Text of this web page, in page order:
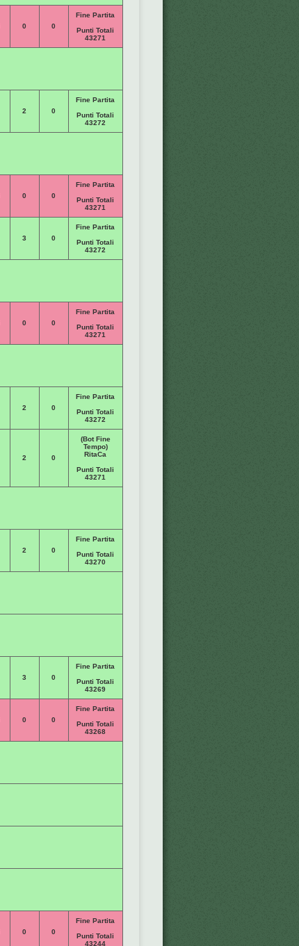
0 0
Fine Partita
Punti Totali
43271
2 0
Fine Partita
Punti Totali
43272
0 0
Fine Partita
Punti Totali
43271
3 0
Fine Partita
Punti Totali
43272
0 0
Fine Partita
Punti Totali
43271
2 0
Fine Partita
Punti Totali
43272
2 0
(Bot Fine
Tempo)
RitaCa
Punti Totali
43271
2 0
Fine Partita
Punti Totali
43270
3 0
Fine Partita
Punti Totali
43269
0 0
Fine Partita
Punti Totali
43268
0 0
Fine Partita
Punti Totali
43244